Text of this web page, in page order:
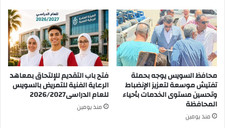
محافظ السويس يوجه بحملة
تفتيش موسعة لتعزيز الإنضباط
وتحسين مستوى الخدمات بأحياء
المحافظة
منذ يومين
فتح باب التقديم للإلتحاق بمعاهد
الرعاية الفنية للتمريض بالسويس
للعام الدراسى2026/2027
منذ يومين